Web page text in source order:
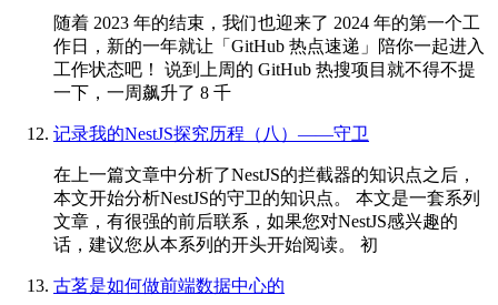
随着 2023 年的结束，我们也迎来了 2024 年的第一个工
作日，新的一年就让「GitHub 热点速递」陪你一起进入
工作状态吧！ 说到上周的 GitHub 热搜项目就不得不提
一下，一周飙升了 8 千
记录我的NestJS探究历程（八）——守卫
在上一篇文章中分析了NestJS的拦截器的知识点之后，
本文开始分析NestJS的守卫的知识点。 本文是一套系列
文章，有很强的前后联系，如果您对NestJS感兴趣的
话，建议您从本系列的开头开始阅读。 初
古茗是如何做前端数据中心的